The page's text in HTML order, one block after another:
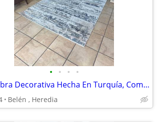
• • • •
Alfombra Decorativa Hecha En Turquía, Como Nueva
Belén , Heredia